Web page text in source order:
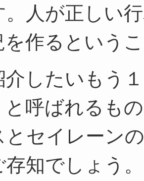
。人が正しい
を作るという
介したいもう
と呼ばれるも
とセイレーン
存知でしょう